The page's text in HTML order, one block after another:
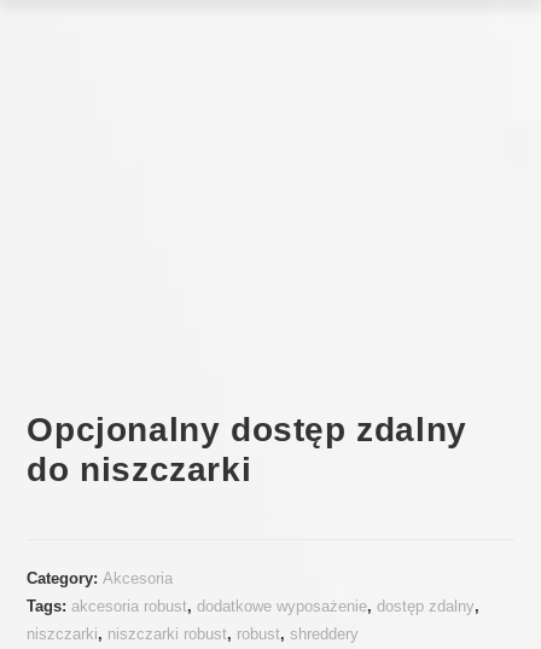
Opcjonalny dostęp zdalny
do niszczarki
Category:Akcesoria
Tags:akcesoria robust,dodatkowe wyposażenie,dostęp zdalny,
niszczarki, niszczarki robust, robust,shreddery